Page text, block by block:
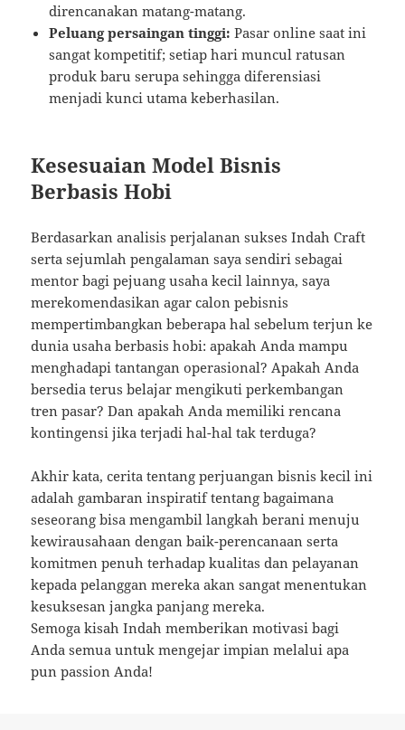
direncanakan matang-matang.
Peluang persaingan tinggi: Pasar online saat ini
sangat kompetitif; setiap hari muncul ratusan
produk baru serupa sehingga diferensiasi
menjadi kunci utama keberhasilan.
Kesesuaian Model Bisnis
Berbasis Hobi
Berdasarkan analisis perjalanan sukses Indah Craft
serta sejumlah pengalaman saya sendiri sebagai
mentor bagi pejuang usaha kecil lainnya, saya
merekomendasikan agar calon pebisnis
mempertimbangkan beberapa hal sebelum terjun ke
dunia usaha berbasis hobi: apakah Anda mampu
menghadapi tantangan operasional? Apakah Anda
bersedia terus belajar mengikuti perkembangan
tren pasar? Dan apakah Anda memiliki rencana
kontingensi jika terjadi hal-hal tak terduga?
Akhir kata, cerita tentang perjuangan bisnis kecil ini
adalah gambaran inspiratif tentang bagaimana
seseorang bisa mengambil langkah berani menuju
kewirausahaan dengan baik-perencanaan serta
komitmen penuh terhadap kualitas dan pelayanan
kepada pelanggan mereka akan sangat menentukan
kesuksesan jangka panjang mereka.
Semoga kisah Indah memberikan motivasi bagi
Anda semua untuk mengejar impian melalui apa
pun passion Anda!